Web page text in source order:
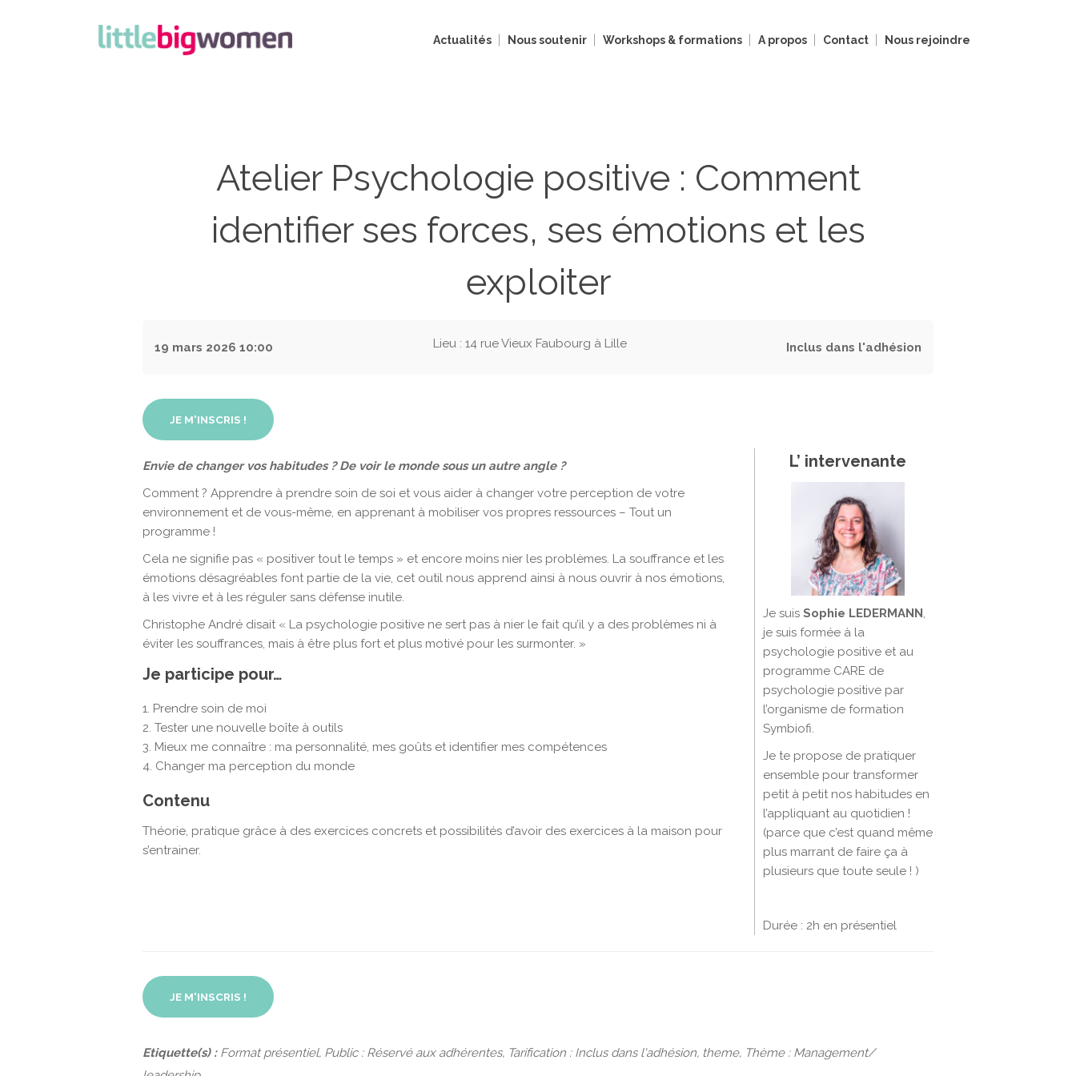
Actualités Nous soutenir Workshops & formations A propos Contact Nous rejoindre
Atelier Psychologie positive : Comment
identifier ses forces, ses émotions et les
exploiter
19 mars 2026 10:00 Lieu : 14 rue Vieux Faubourg à Lille Inclus dans l'adhésion
JE M'INSCRIS !
Envie de changer vos habitudes ? De voir le monde sous un autre angle ?
Comment ? Apprendre à prendre soin de soi et vous aider à changer votre perception de votre
environnement et de vous-même, en apprenant à mobiliser vos propres ressources – Tout un
programme !
Cela ne signifie pas « positiver tout le temps » et encore moins nier les problèmes. La souffrance et les
émotions désagréables font partie de la vie, cet outil nous apprend ainsi à nous ouvrir à nos émotions,
à les vivre et à les réguler sans défense inutile.
Christophe André disait « La psychologie positive ne sert pas à nier le fait qu’il y a des problèmes ni à
éviter les souffrances, mais à être plus fort et plus motivé pour les surmonter. »
Je participe pour…
Prendre soin de moi
Tester une nouvelle boîte à outils
Mieux me connaître : ma personnalité, mes goûts et identifier mes compétences
Changer ma perception du monde
Contenu
Théorie, pratique grâce à des exercices concrets et possibilités d’avoir des exercices à la maison pour
s’entrainer.
L’ intervenante
Je suis Sophie LEDERMANN,
je suis formée à la
psychologie positive et au
programme CARE de
psychologie positive par
l’organisme de formation
Symbiofi.
Je te propose de pratiquer
ensemble pour transformer
petit à petit nos habitudes en
l’appliquant au quotidien !
(parce que c’est quand même
plus marrant de faire ça à
plusieurs que toute seule ! )
Durée : 2h en présentiel
JE M'INSCRIS !
Etiquette(s) : Format présentiel, Public : Réservé aux adhérentes, Tarification : Inclus dans l'adhésion, theme, Thème : Management/